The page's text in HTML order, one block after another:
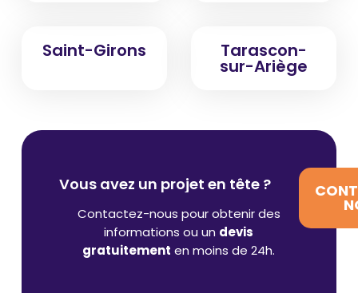
Saint-Girons Tarascon-
sur-Ariège
Vous avez un projet en tête ?
Contactez-nous pour obtenir des
informations ou un devis
gratuitement en moins de 24h.